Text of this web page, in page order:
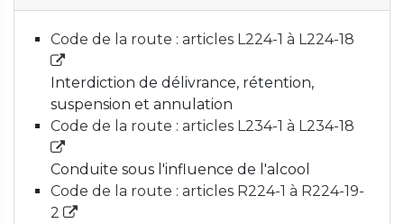
Code de la route : articles L224-1 à L224-18
Interdiction de délivrance, rétention,
suspension et annulation
Code de la route : articles L234-1 à L234-18
Conduite sous l'influence de l'alcool
Code de la route : articles R224-1 à R224-19-
2